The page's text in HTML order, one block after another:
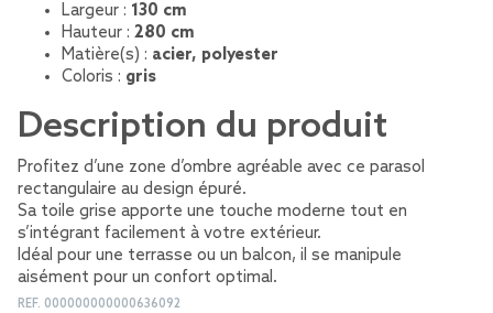
Largeur : 130 cm
Hauteur : 280 cm
Matière(s) : acier, polyester
Coloris : gris
Description du produit
Profitez d’une zone d’ombre agréable avec ce parasol
rectangulaire au design épuré.
Sa toile grise apporte une touche moderne tout en
s’intégrant facilement à votre extérieur.
Idéal pour une terrasse ou un balcon, il se manipule
aisément pour un confort optimal.
REF. 000000000000636092